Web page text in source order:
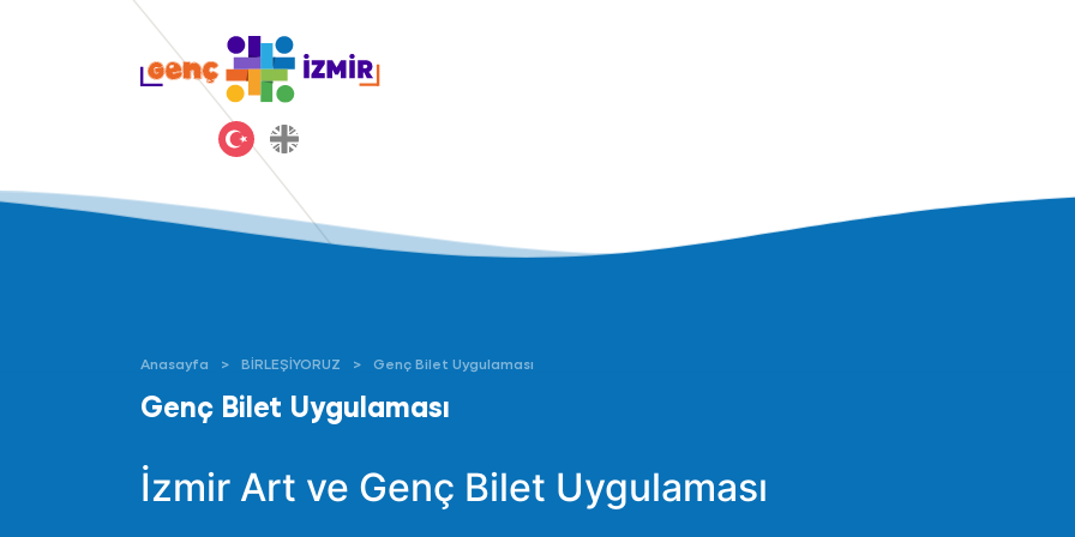
Anasayfa BİRLEŞİYORUZ Genç Bilet Uygulaması
Genç Bilet Uygulaması
İzmir Art ve Genç Bilet Uygulaması